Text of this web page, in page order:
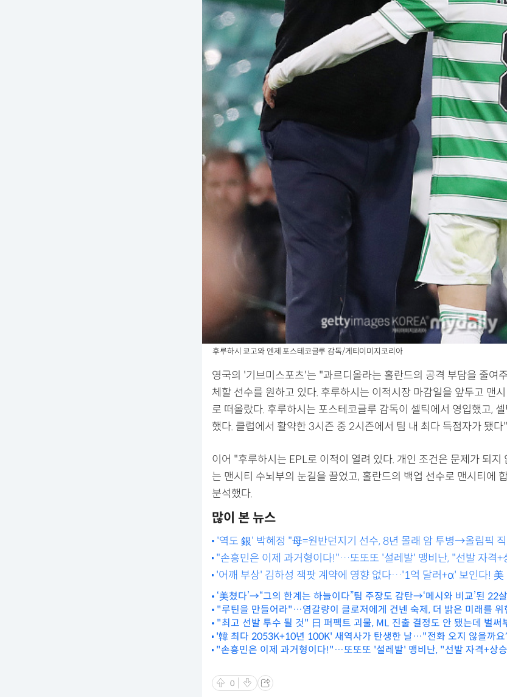
후루하시 쿄고와 엔제 포스테코글루 감독/게티이미지코리아
영국의 '기브미스포츠'는 "과르디올라는 홀란드의 공격 부담을 줄여
체할 선수를 원하고 있다. 후루하시는 이적시장 마감일을 앞두고 맨
로 떠올랐다. 후루하시는 포스테코글루 감독이 셀틱에서 영입했고,
했다. 클럽에서 활약한 3시즌 중 2시즌에서 팀 내 최다 득점자가 됐다
이어 "후루하시는 EPL로 이적이 열려 있다. 개인 조건은 문제가 되지
는 맨시티 수뇌부의 눈길을 끌었고, 홀란드의 백업 선수로 맨시티에
분석했다.
많이 본 뉴스
'역도 銀' 박혜정 "母=원반던지기 선수, 8년 몰래 암 투병→올림픽
"손흥민은 이제 과거형이다!"…또또또 '설레발' 맹비난, "선발 자격+
토트넘이 팔아야 할 선수"
'어깨 부상' 김하성 잭팟 계약에 영향 없다…'1억 달러+α' 보인다! 美
것" 무려 2억 달러도 거론
‘美쳤다’→“그의 한계는 하늘이다”팀 주장도 감탄→‘메시와 비교’된 22
약’
"루틴을 만들어라"…염갈량이 클로저에게 건넨 숙제, 더 밝은 미래를 위
"최고 선발 투수 될 것" 日 퍼펙트 괴물, ML 진출 결정도 안 됐는데 벌써
'韓 최다 2053K+10년 100K' 새역사가 탄생한 날…"전화 오지 않을까요
'이강철' [MD광주]
"손흥민은 이제 과거형이다!"…또또또 '설레발' 맹비난, "선발 자격+상
0